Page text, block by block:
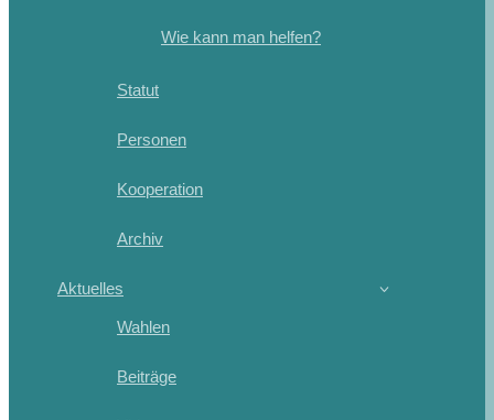
Wie kann man helfen?
Statut
Personen
Kooperation
Archiv
Aktuelles
Wahlen
Beiträge